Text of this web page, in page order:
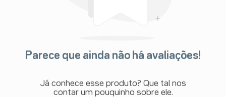
Parece que ainda não há avaliações!
Já conhece esse produto? Que tal nos
contar um pouquinho sobre ele.